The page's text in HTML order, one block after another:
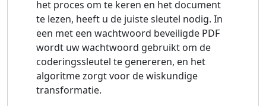
het proces om te keren en het document
te lezen, heeft u de juiste sleutel nodig. In
een met een wachtwoord beveiligde PDF
wordt uw wachtwoord gebruikt om de
coderingssleutel te genereren, en het
algoritme zorgt voor de wiskundige
transformatie.